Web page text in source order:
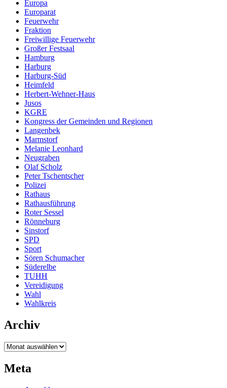
Europa
Europarat
Feuerwehr
Fraktion
Freiwillige Feuerwehr
Großer Festsaal
Hamburg
Harburg
Harburg-Süd
Heimfeld
Herbert-Wehner-Haus
Jusos
KGRE
Kongress der Gemeinden und Regionen
Langenbek
Marmstorf
Melanie Leonhard
Neugraben
Olaf Scholz
Peter Tschentscher
Polizei
Rathaus
Rathausführung
Roter Sessel
Rönneburg
Sinstorf
SPD
Sport
Sören Schumacher
Süderelbe
TUHH
Vereidigung
Wahl
Wahlkreis
Archiv
Archiv
Meta